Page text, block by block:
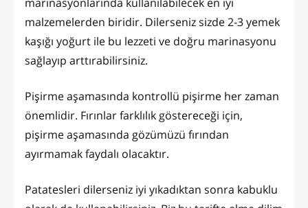
malzemelerden biridir. Dilerseniz sizde 2-3 yemek
kaşığı yoğurt ile bu lezzeti ve doğru marinasyonu
sağlayıp arttırabilirsiniz.
Pişirme aşamasında kontrollü pişirme her zaman
önemlidir. Fırınlar farklılık göstereceği için,
pişirme aşamasında gözümüzü fırından
ayırmamak faydalı olacaktır.
Patatesleri dilerseniz iyi yıkadıktan sonra kabuklu